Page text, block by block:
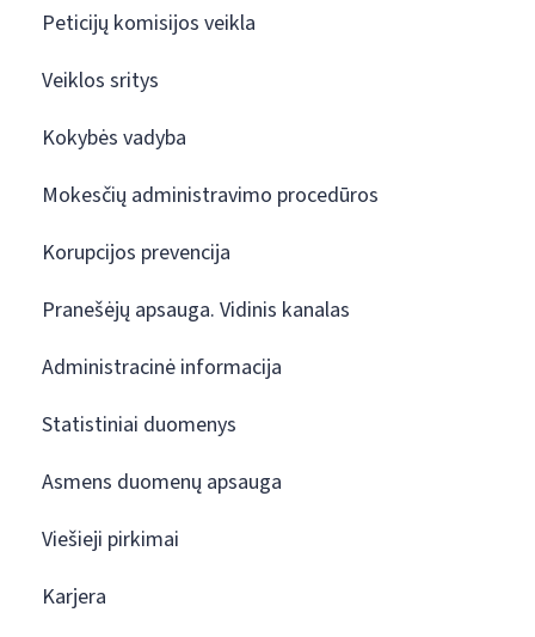
Peticijų komisijos veikla
Veiklos sritys
Kokybės vadyba
Mokesčių administravimo procedūros
Korupcijos prevencija
Pranešėjų apsauga. Vidinis kanalas
Administracinė informacija
Statistiniai duomenys
Asmens duomenų apsauga
Viešieji pirkimai
Karjera